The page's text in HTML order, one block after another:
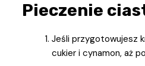
Pieczenie
Jeśli przygotowujesz
cukier i cynamon, aż